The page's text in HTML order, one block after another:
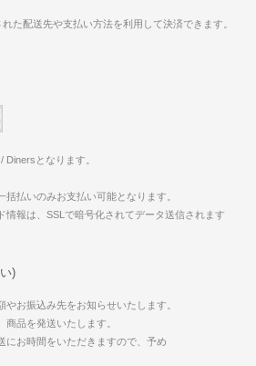
た配送先や支払い方法を利用して決済できます。
Dinersとなります。
払いのみお支払い可能となります。
報は、SSLで暗号化されてデータ送信されます
)
やお振込み先をお知らせいたします。
商品を発送いたします。
お時間をいただきますので、予め